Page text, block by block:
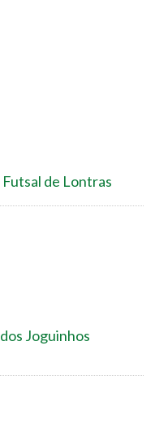
de Lontras
Joguinhos